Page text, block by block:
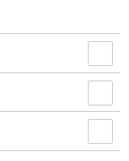
コロナ（RAMON
）